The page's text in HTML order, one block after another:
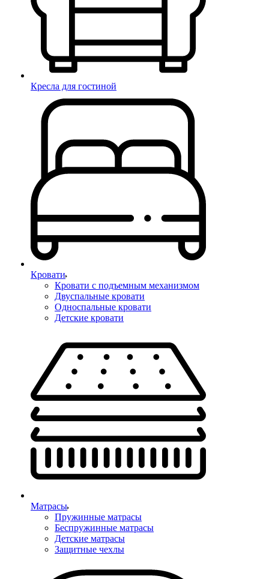
Кресла для гостиной
Кровати
Кровати с подъемным механизмом
Двуспальные кровати
Односпальные кровати
Детские кровати
Матрасы
Пружинные матрасы
Беспружинные матрасы
Детские матрасы
Защитные чехлы